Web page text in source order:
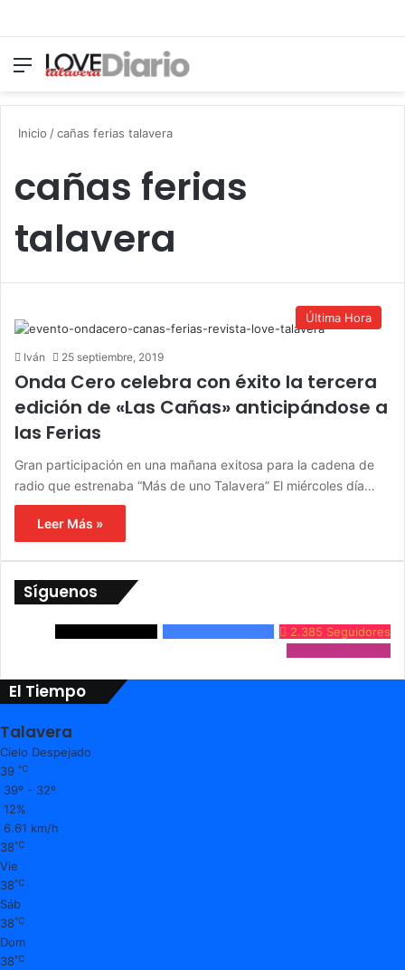
Menú
Inicio /cañas ferias talavera
cañas ferias
talavera
Última Hora
Iván 25 septiembre, 2019
Onda Cero celebra con éxito la tercera
edición de «Las Cañas» anticipándose a
las Ferias
Gran participación en una mañana exitosa para la cadena de
radio que estrenaba “Más de uno Talavera” El miércoles día…
Leer Más »
Síguenos
2.385 Seguidores
El Tiempo
Talavera
Cielo Despejado
39 ℃
39º - 32º
12%
6.61 km/h
38℃
Vie
38℃
Sáb
38℃
Dom
38℃